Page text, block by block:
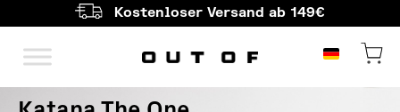
Kostenloser Versand ab 149€
Hauptnavigation